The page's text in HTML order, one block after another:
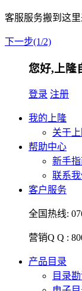
客服服务搬到这
下一步(1/2)
您好,上隆
登录 注册
我的上隆
关于
帮助中心
新手
联系我
客户服务
全国热线:
营销Q Q :
产品目录
目录